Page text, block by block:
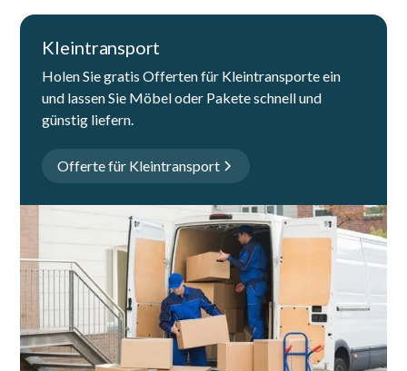
Kleintransport
Holen Sie gratis Offerten für Kleintransporte ein
und lassen Sie Möbel oder Pakete schnell und
günstig liefern.
Offerte für Kleintransport